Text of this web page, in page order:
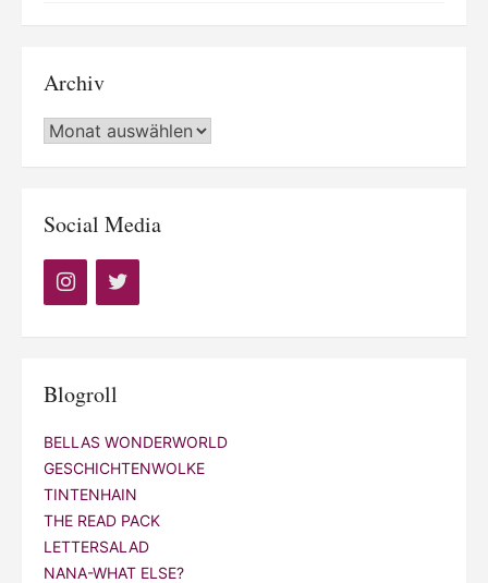
Archiv
Archiv
Social Media
Blogroll
BELLAS WONDERWORLD
GESCHICHTENWOLKE
TINTENHAIN
THE READ PACK
LETTERSALAD
NANA-WHAT ELSE?